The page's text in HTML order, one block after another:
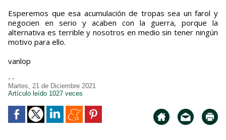
Esperemos que esa acumulación de tropas sea un farol y
negocien en serio y acaben con la guerra, porque la
alternativa es terrible y nosotros en medio sin tener ningún
motivo para ello.
vanlop
- -
Martes, 21 de Diciembre 2021
Artículo leído 1027 veces